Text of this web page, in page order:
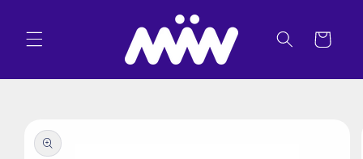
Cart
product
information